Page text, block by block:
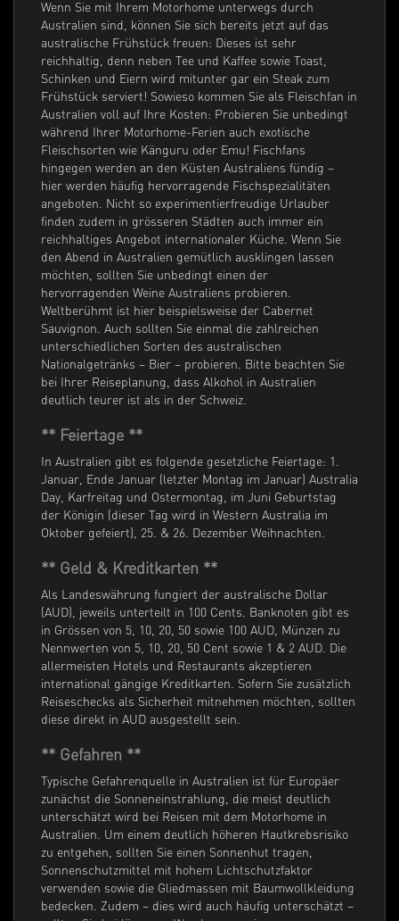
Wenn Sie mit Ihrem Motorhome unterwegs durch
Australien sind, können Sie sich bereits jetzt auf das
australische Frühstück freuen: Dieses ist sehr
reichhaltig, denn neben Tee und Kaffee sowie Toast,
Schinken und Eiern wird mitunter gar ein Steak zum
Frühstück serviert! Sowieso kommen Sie als Fleischfan in
Australien voll auf Ihre Kosten: Probieren Sie unbedingt
während Ihrer Motorhome-Ferien auch exotische
Fleischsorten wie Känguru oder Emu! Fischfans
hingegen werden an den Küsten Australiens fündig –
hier werden häufig hervorragende Fischspezialitäten
angeboten. Nicht so experimentierfreudige Urlauber
finden zudem in grösseren Städten auch immer ein
reichhaltiges Angebot internationaler Küche. Wenn Sie
den Abend in Australien gemütlich ausklingen lassen
möchten, sollten Sie unbedingt einen der
hervorragenden Weine Australiens probieren.
Weltberühmt ist hier beispielsweise der Cabernet
Sauvignon. Auch sollten Sie einmal die zahlreichen
unterschiedlichen Sorten des australischen
Nationalgetränks – Bier – probieren. Bitte beachten Sie
bei Ihrer Reiseplanung, dass Alkohol in Australien
deutlich teurer ist als in der Schweiz.
** Feiertage **
In Australien gibt es folgende gesetzliche Feiertage: 1.
Januar, Ende Januar (letzter Montag im Januar) Australia
Day, Karfreitag und Ostermontag, im Juni Geburtstag
der Königin (dieser Tag wird in Western Australia im
Oktober gefeiert), 25. & 26. Dezember Weihnachten.
** Geld & Kreditkarten **
Als Landeswährung fungiert der australische Dollar
(AUD), jeweils unterteilt in 100 Cents. Banknoten gibt es
in Grössen von 5, 10, 20, 50 sowie 100 AUD, Münzen zu
Nennwerten von 5, 10, 20, 50 Cent sowie 1 & 2 AUD. Die
allermeisten Hotels und Restaurants akzeptieren
international gängige Kreditkarten. Sofern Sie zusätzlich
Reiseschecks als Sicherheit mitnehmen möchten, sollten
diese direkt in AUD ausgestellt sein.
** Gefahren **
Typische Gefahrenquelle in Australien ist für Europäer
zunächst die Sonneneinstrahlung, die meist deutlich
unterschätzt wird bei Reisen mit dem Motorhome in
Australien. Um einem deutlich höheren Hautkrebsrisiko
zu entgehen, sollten Sie einen Sonnenhut tragen,
Sonnenschutzmittel mit hohem Lichtschutzfaktor
verwenden sowie die Gliedmassen mit Baumwollkleidung
bedecken. Zudem – dies wird auch häufig unterschätzt –